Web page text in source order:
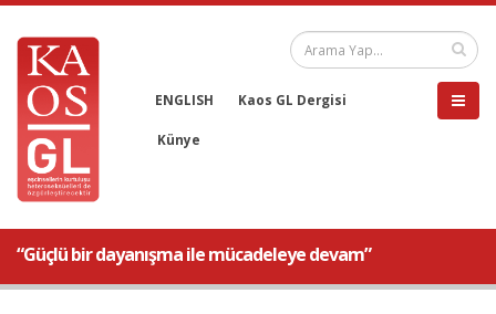
ENGLISH Kaos GL Dergisi
Künye
“Güçlü bir dayanışma ile mücadeleye devam”